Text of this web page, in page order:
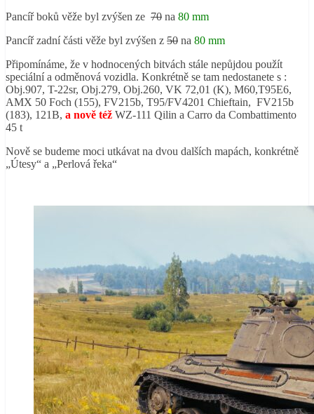
Pancíř boků věže byl zvýšen ze 70 na 80 mm
Pancíř zadní části věže byl zvýšen z 50 na 80 mm
Připomínáme, že v hodnocených bitvách stále nepůjdou použít
speciální a odměnová vozidla. Konkrétně se tam nedostanete s :
Obj.907, T-22sr, Obj.279, Obj.260, VK 72,01 (K), M60,T95E6,
AMX 50 Foch (155), FV215b, T95/FV4201 Chieftain, FV215b
(183), 121B, a nově též WZ-111 Qilin a Carro da Combattimento
45 t
Nově se budeme moci utkávat na dvou dalších mapách, konkrétně
„Útesy“ a „Perlová řeka“